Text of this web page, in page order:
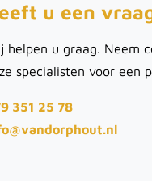
u een
helpen u graag. Neem
specialisten voor een
351 25 78